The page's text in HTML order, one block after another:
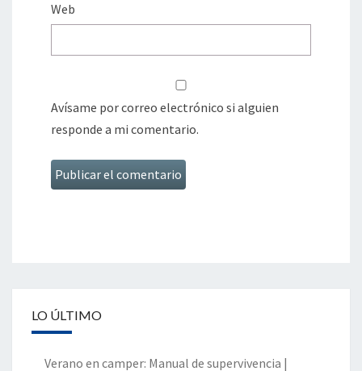
Web
Avísame por correo electrónico si alguien
responde a mi comentario.
LO ÚLTIMO
Verano en camper: Manual de supervivencia |